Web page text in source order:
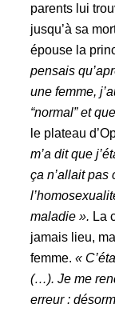
parents lui
jusqu’à sa
épouse la
pensais
une femme,
“normal” et
le plateau
m’a dit que
ça n’allait pas
maladie ». La
jamais lieu,
femme. «
(…). Je me
erreur :